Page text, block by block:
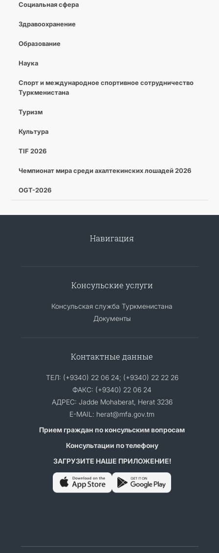
Социальная сфера
Здравоохранение
Образование
Наука
Спорт и международное спортивное сотрудничество
Туркменистана
Туризм
Культура
TIF 2026
Чемпионат мира среди ахалтекинских лошадей 2026
OGT-2026
Навигация
Консульские услуги
Консульская служба Туркменистана
Документы
Контактные данные
ТЕЛ: (+9340) 22 06 24; (+9340) 22 22 26
ФАКС: (+9340) 22 06 24
АДРЕС: Jadde Mohaberat, Herat 3236
E-MAIL: herat@mfa.gov.tm
Прием граждан по консульским вопросам
Консультации по телефону
ЗАГРУЗИТЕ НАШЕ ПРИЛОЖЕНИЕ!